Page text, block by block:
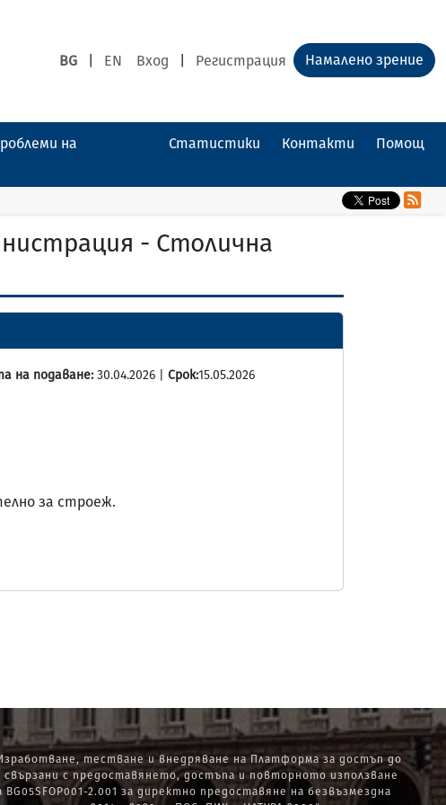
BG EN Вход Регистрация Намалено зрение
на
Статистики Контакти Помощ
- Столична
на подаване: 30.04.2026 | Срок:15.05.2026
за строеж.
тестване и внедряване на Платформа за достъп до
с предоставянето, достъпа и повторното използване
2.001 за директно предоставяне на безвъзмездна